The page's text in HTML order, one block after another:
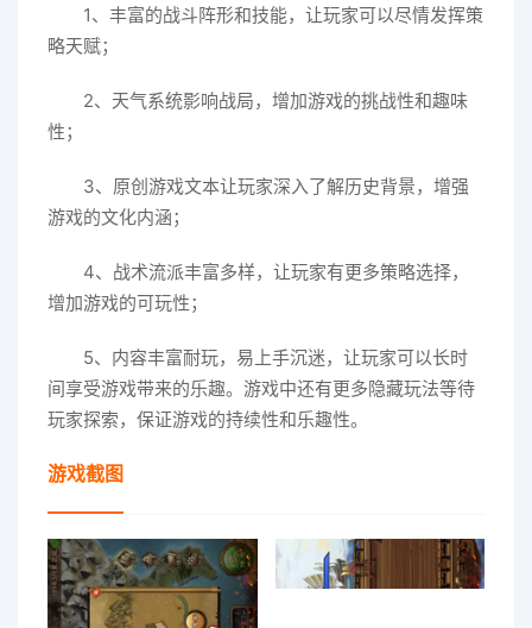
1、丰富的战斗阵形和技能，让玩家可以尽情发挥策
略天赋；
2、天气系统影响战局，增加游戏的挑战性和趣味
性；
3、原创游戏文本让玩家深入了解历史背景，增强
游戏的文化内涵；
4、战术流派丰富多样，让玩家有更多策略选择，
增加游戏的可玩性；
5、内容丰富耐玩，易上手沉迷，让玩家可以长时
间享受游戏带来的乐趣。游戏中还有更多隐藏玩法等待
玩家探索，保证游戏的持续性和乐趣性。
游戏截图